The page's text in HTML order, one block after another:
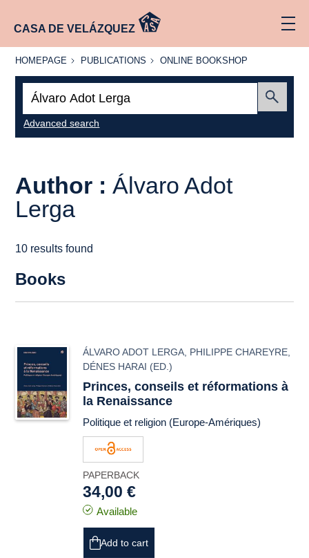
CASA DE VELÁZQUEZ
HOMEPAGE
HOMEPAGE PUBLICATIONS
PUBLICATIONS
ONLINE
ONLINE BOOKSHOP
Advanced search
Author : Álvaro Adot
Lerga
10 results found
Books
ÁLVARO ADOT LERGA PHILIPPE CHAREYRE
DÉNES HARAI (ED.)
Princes, conseils et réformations à
la Renaissance
Politique et religion (Europe-Amériques)
PAPERBACK
34,00 €
Available
Add to cart